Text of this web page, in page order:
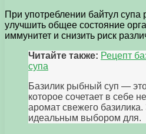
При употреблении байтул
улучшить общее состояние
иммунитет и снизить риск
Читайте также: Рецепт
супа
Базилик рыбный суп —
которое сочетает в себе
аромат свежего базилика.
идеальным выбором для.